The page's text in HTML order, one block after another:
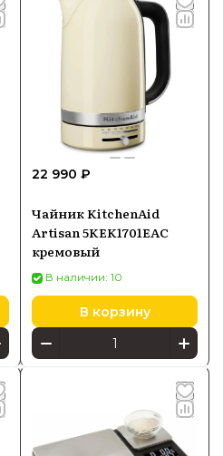
22 990 ₽
Чайник KitchenAid
Artisan 5KEK1701EAC
кремовый
В наличии: 10
В корзину